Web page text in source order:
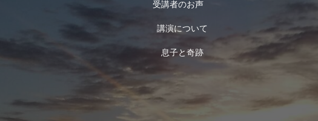
受講者のお声
講演について
息子と奇跡